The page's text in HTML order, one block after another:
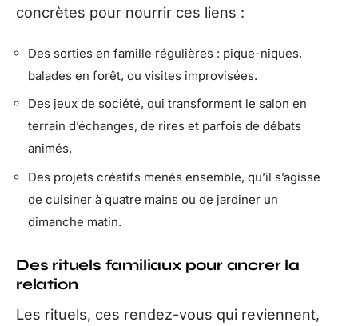
concrètes pour nourrir ces liens :
Des sorties en famille régulières : pique-niques,
balades en forêt, ou visites improvisées.
Des jeux de société, qui transforment le salon en
terrain d’échanges, de rires et parfois de débats
animés.
Des projets créatifs menés ensemble, qu’il s’agisse
de cuisiner à quatre mains ou de jardiner un
dimanche matin.
Des rituels familiaux pour ancrer la
relation
Les rituels, ces rendez-vous qui reviennent,